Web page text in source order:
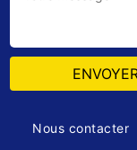
Nous contacter